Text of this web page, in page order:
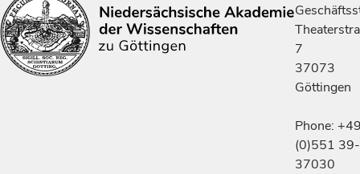
7
37073
Göttingen
Phone:
(0)551 39-
37030